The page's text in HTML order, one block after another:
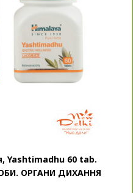
Yashtimadhu 60 tab.
ОРГАНИ ДИХАННЯ